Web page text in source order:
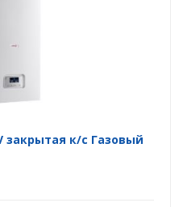
закрытая к/с Газовый